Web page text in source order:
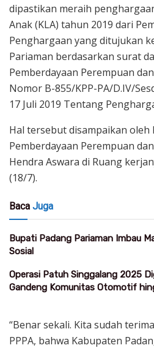
dipastikan meraih
Anak (KLA) tahun 2019 dari
Penghargaan yang ditujukan
Pariaman berdasarkan surat
Pemberdayaan Perempuan
Nomor B-855/KPP-PA/D.IV/
17 Juli 2019 Tentang
Hal tersebut disampaikan oleh
Pemberdayaan Perempuan
Hendra Aswara di Ruang
(18/7).
Baca Juga
Bupati Padang Pariaman Imbau
Sosial
Operasi Patuh Singgalang 2025
Gandeng Komunitas Otomotif
“Benar sekali. Kita sudah
PPPA, bahwa Kabupaten